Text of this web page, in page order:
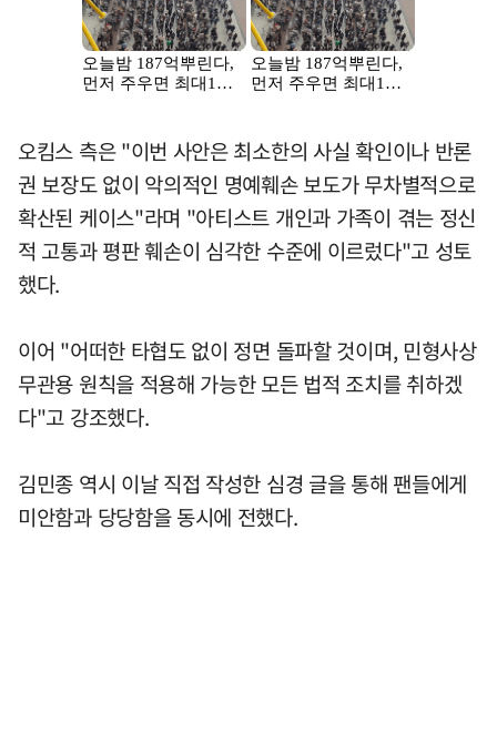
오킴스 측은 "이번 사안은 최소한의 사실 확인이나 반론
권 보장도 없이 악의적인 명예훼손 보도가 무차별적으로
확산된 케이스"라며 "아티스트 개인과 가족이 겪는 정신
적 고통과 평판 훼손이 심각한 수준에 이르렀다"고 성토
했다.
이어 "어떠한 타협도 없이 정면 돌파할 것이며, 민형사상
무관용 원칙을 적용해 가능한 모든 법적 조치를 취하겠
다"고 강조했다.
김민종 역시 이날 직접 작성한 심경 글을 통해 팬들에게
미안함과 당당함을 동시에 전했다.